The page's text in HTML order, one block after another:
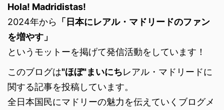
Hola! Madridistas!
2024年から 「日本にレアル・マドリードのファン
を増やす」
というモットーを掲げて発信活動をしています！
このブログは"ほぼ"まいにちレアル・マドリードに
関する記事を投稿しています。
全日本国民にマドリーの魅力を伝えていくブログメ